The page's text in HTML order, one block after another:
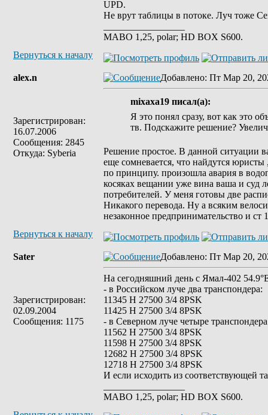
UPD.
Не врут таблицы в потоке. Луч тоже
MABO 1,25, polar; HD BOX S600.
Вернуться к началу
alex.n
Зарегистрирован:
16.07.2006
Сообщения: 2845
Откуда: Syberia
Добавлено: Пт Мар 20,
mixaxa19 писал(а):
Я это понял сразу, вот как это
тв. Подскажите решение?
Решение простое. В данной ситуации
еще сомневается, что найдутся юристы
по принципу. произошла авария в
косяках вещании уже вина ваша и суд
потребителей. У меня готовы две
Никакого перевода. Ну а всяким
незаконное предпринимательство и
Вернуться к началу
Sater
Зарегистрирован:
02.09.2004
Сообщения: 1175
Добавлено: Пт Мар 20,
На сегодняшний день с Ямал-402
- в Российском луче два транспондера:
11345 H 27500 3/4 8PSK
11425 H 27500 3/4 8PSK
- в Северном луче четыре
11562 H 27500 3/4 8PSK
11598 H 27500 3/4 8PSK
12682 Н 27500 3/4 8PSK
12718 H 27500 3/4 8PSK
И если исходить из соответствующей
MABO 1,25, polar; HD BOX S600.